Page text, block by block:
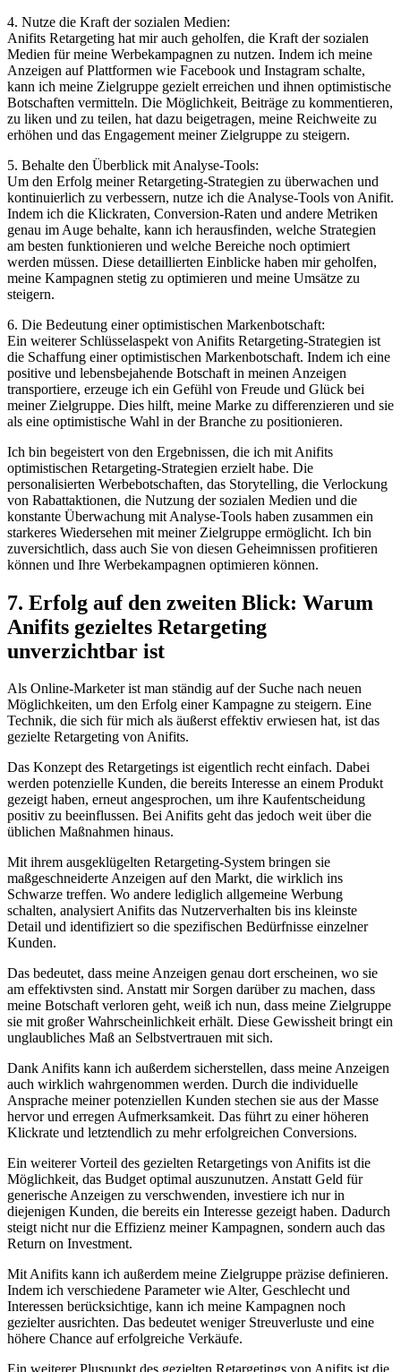
4. Nutze die Kraft der sozialen ⁣Medien:
Anifits Retargeting hat mir auch geholfen, die Kraft der sozialen
Medien für meine Werbekampagnen zu nutzen. Indem ich meine
Anzeigen auf Plattformen wie Facebook und Instagram schalte,
kann ich meine Zielgruppe gezielt erreichen und ihnen optimistische
Botschaften vermitteln. Die‌ Möglichkeit, ‌Beiträge⁤ zu kommentieren,
zu liken und zu ⁤teilen, hat dazu beigetragen, meine⁤ Reichweite zu
erhöhen‌ und das Engagement meiner Zielgruppe zu steigern.
5. Behalte den Überblick mit‌ Analyse-Tools:
Um den Erfolg meiner Retargeting-Strategien zu überwachen und
kontinuierlich zu verbessern, nutze‍ ich die Analyse-Tools von Anifit.
Indem ich die Klickraten, Conversion-Raten und andere Metriken
genau im Auge behalte, kann ich herausfinden, welche Strategien
am ‍besten funktionieren ​und welche Bereiche noch optimiert
werden müssen. Diese‍ detaillierten Einblicke haben mir geholfen,
meine Kampagnen stetig zu optimieren und meine Umsätze⁣ zu
steigern.
6.​ Die Bedeutung ‍einer optimistischen Markenbotschaft:
Ein ⁣weiterer Schlüsselaspekt von Anifits Retargeting-Strategien ist
die Schaffung‌ einer optimistischen Markenbotschaft. Indem ich eine
positive und lebensbejahende Botschaft in meinen Anzeigen
transportiere, erzeuge ich ein Gefühl von Freude und Glück bei
meiner Zielgruppe. Dies⁣ hilft, meine Marke zu differenzieren⁣ und sie
als eine optimistische Wahl in der Branche zu ⁤positionieren.
Ich bin begeistert ‍von den Ergebnissen,⁢ die ich ​mit Anifits
optimistischen Retargeting-Strategien erzielt habe. Die
personalisierten⁣ Werbebotschaften, das Storytelling,⁣ die Verlockung
von Rabattaktionen, die Nutzung der sozialen Medien und die
konstante Überwachung mit‍ Analyse-Tools haben​ zusammen ‍ein ​
starkeres Wiedersehen mit meiner Zielgruppe ermöglicht. Ich bin
zuversichtlich, dass auch Sie ‌von diesen Geheimnissen profitieren
können und Ihre Werbekampagnen optimieren können.
7. Erfolg⁣ auf den zweiten Blick: Warum
Anifits gezieltes Retargeting
unverzichtbar ist
Als Online-Marketer ist man ständig auf der Suche nach neuen
Möglichkeiten, um den Erfolg einer Kampagne zu steigern. ‌Eine
Technik,⁤ die sich für mich ⁤als äußerst effektiv erwiesen hat, ist das‌
gezielte Retargeting⁤ von Anifits.
Das Konzept des Retargetings ist eigentlich recht einfach.‌ Dabei
werden potenzielle Kunden,⁤ die bereits Interesse ‍an einem Produkt
gezeigt haben,‍ erneut angesprochen, um ihre Kaufentscheidung
‌positiv zu beeinflussen. Bei Anifits geht das jedoch weit über die
üblichen Maßnahmen hinaus.
Mit ihrem ausgeklügelten Retargeting-System bringen‍ sie
maßgeschneiderte Anzeigen auf den Markt, die wirklich⁤ ins
Schwarze treffen. Wo andere lediglich allgemeine Werbung
schalten,‍ analysiert Anifits ⁢das Nutzerverhalten bis ins kleinste
Detail und identifiziert ⁤so die spezifischen ‌Bedürfnisse einzelner
Kunden.
Das bedeutet, dass meine Anzeigen‌ genau dort erscheinen, wo sie
am effektivsten sind. Anstatt mir Sorgen darüber zu machen, dass
meine Botschaft verloren geht, weiß⁣ ich nun, dass meine Zielgruppe
⁣sie⁣ mit großer Wahrscheinlichkeit erhält. Diese Gewissheit bringt ein
unglaubliches Maß an Selbstvertrauen mit sich.
Dank Anifits kann ich ​außerdem sicherstellen, dass meine Anzeigen
auch wirklich wahrgenommen werden. Durch die individuelle
Ansprache meiner potenziellen Kunden stechen sie aus der Masse
hervor und erregen ‌Aufmerksamkeit. Das führt zu einer höheren
Klickrate ⁣und ‍letztendlich zu ⁢mehr erfolgreichen Conversions.
Ein ⁤weiterer Vorteil des gezielten​ Retargetings von Anifits ist die
Möglichkeit, das Budget ⁣optimal auszunutzen. Anstatt Geld⁤ für
generische Anzeigen zu verschwenden,‌ investiere ich nur in
diejenigen Kunden, die⁣ bereits ein Interesse gezeigt haben. Dadurch
steigt⁣ nicht ​nur die Effizienz meiner Kampagnen, sondern ⁢auch das
Return on Investment.
Mit Anifits kann ich‌ außerdem meine Zielgruppe präzise definieren.
Indem ich verschiedene Parameter wie Alter, Geschlecht und
Interessen berücksichtige, kann ich⁢ meine Kampagnen ‌noch
gezielter ausrichten. Das bedeutet weniger⁤ Streuverluste ⁢und eine
höhere Chance auf erfolgreiche Verkäufe.